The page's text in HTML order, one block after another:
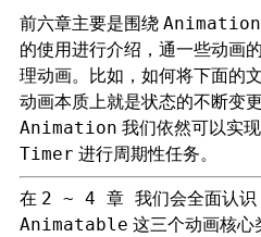
前六章主要是围绕 Animation
的使用进行介绍，通一些动画
理动画。比如，如何将下面的
动画本质上就是状态的不断变
Animation 我们依然可以实
Timer 进行周期性任务。
在 2 ~ 4 章 我们会全面认识
Animatable 这三个动画核心